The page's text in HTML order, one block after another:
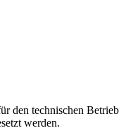
den technischen Betrieb
werden.